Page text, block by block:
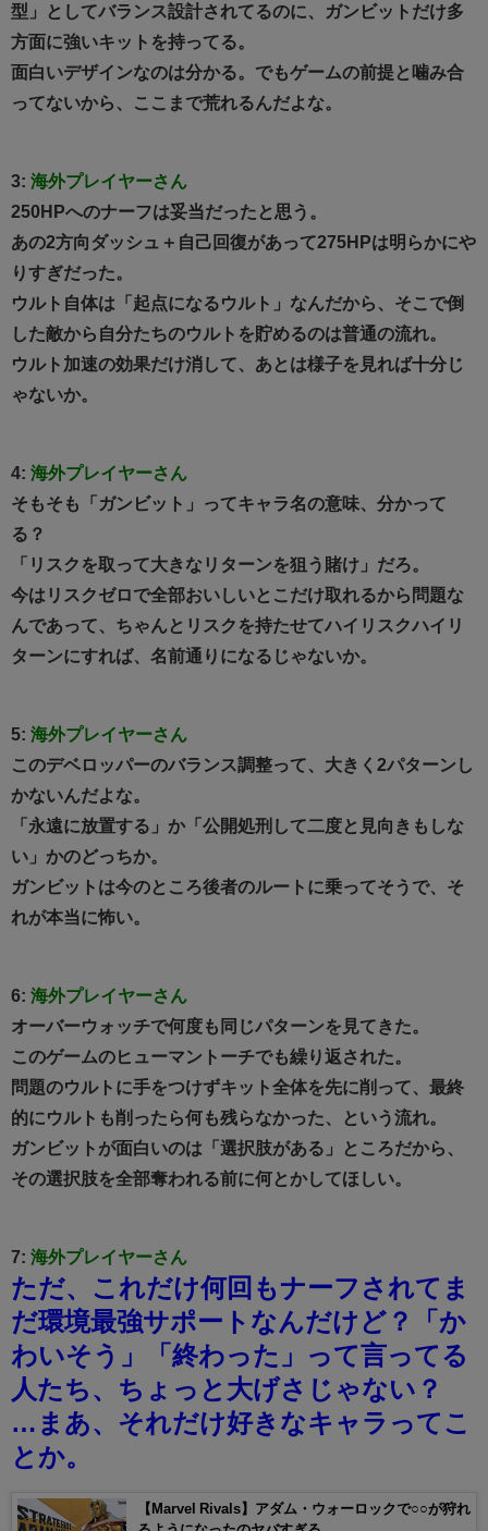
型」としてバランス設計されてるのに、ガンビットだけ多
方面に強いキットを持ってる。
面白いデザインなのは分かる。でもゲームの前提と噛み合
ってないから、ここまで荒れるんだよな。
3: 海外プレイヤーさん
250HPへのナーフは妥当だったと思う。
あの2方向ダッシュ＋自己回復があって275HPは明らかにや
りすぎだった。
ウルト自体は「起点になるウルト」なんだから、そこで倒
した敵から自分たちのウルトを貯めるのは普通の流れ。
ウルト加速の効果だけ消して、あとは様子を見れば十分じ
ゃないか。
4: 海外プレイヤーさん
そもそも「ガンビット」ってキャラ名の意味、分かって
る？
「リスクを取って大きなリターンを狙う賭け」だろ。
今はリスクゼロで全部おいしいとこだけ取れるから問題な
んであって、ちゃんとリスクを持たせてハイリスクハイリ
ターンにすれば、名前通りになるじゃないか。
5: 海外プレイヤーさん
このデベロッパーのバランス調整って、大きく2パターンし
かないんだよな。
「永遠に放置する」か「公開処刑して二度と見向きもしな
い」かのどっちか。
ガンビットは今のところ後者のルートに乗ってそうで、そ
れが本当に怖い。
6: 海外プレイヤーさん
オーバーウォッチで何度も同じパターンを見てきた。
このゲームのヒューマントーチでも繰り返された。
問題のウルトに手をつけずキット全体を先に削って、最終
的にウルトも削ったら何も残らなかった、という流れ。
ガンビットが面白いのは「選択肢がある」ところだから、
その選択肢を全部奪われる前に何とかしてほしい。
7: 海外プレイヤーさん
ただ、これだけ何回もナーフされてま
だ環境最強サポートなんだけど？
「か
わいそう」「終わった」って言ってる
人たち、ちょっと大げさじゃない？
…まあ、それだけ好きなキャラってこ
とか。
【Marvel Rivals】アダム・ウォーロックで○○が狩れ